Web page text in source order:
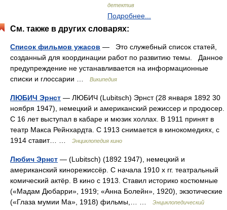
детектив
Подробнее...
См. также в других словарях:
Список фильмов ужасов — Это служебный список статей,
созданный для координации работ по развитию темы. Данное
предупреждение не устанавливается на информационные
списки и глоссарии …
Википедия
ЛЮБИЧ Эрнст — ЛЮБИЧ (Lubitsch) Эрнст (28 января 1892 30
ноября 1947), немецкий и американский режиссер и продюсер.
С 16 лет выступал в кабаре и мюзик холлах. В 1911 принят в
театр Макса Рейнхардта. С 1913 снимается в кинокомедиях, с
1914 ставит… …
Энциклопедия кино
Любич Эрнст — (Lubitsch) (1892 1947), немецкий и
американский кинорежиссёр. С начала 1910 х гг. театральный
комический актёр. В кино с 1913. Ставил историко костюмные
(«Мадам Дюбарри», 1919; «Анна Болейн», 1920), экзотические
(«Глаза мумии Ма», 1918) фильмы,… …
Энциклопедический